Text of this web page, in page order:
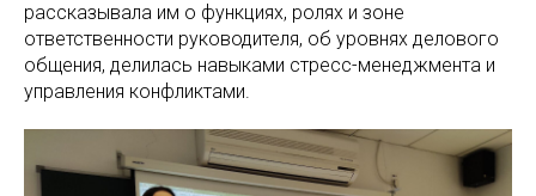
рассказывала им о функциях, ролях и зоне
ответственности руководителя, об уровнях делового
общения, делилась навыками стресс-менеджмента и
управления конфликтами.